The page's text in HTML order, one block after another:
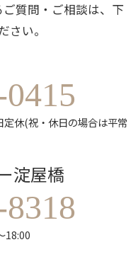
質問・ご相談は、下
さい。
休(祝・休日の場合は平常
淀屋橋
18:00